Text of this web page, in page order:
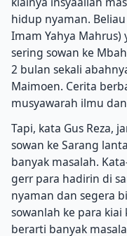
hidup nyaman.
Imam Yahya
sering sowan ke
2 bulan sekali
Maimoen. Cerita
musyawarah ilmu
Tapi, kata Gus Reza,
sowan ke Sarang
banyak masalah.
gerr para hadirin di
nyaman dan segera
sowanlah ke para kiai
berarti banyak